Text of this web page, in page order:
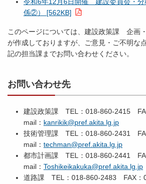
係②） [562KB]
このページについては、建設政策課 企画
が作成しておりますが、ご意見・ご不明な
記の担当課までお問い合わせください。
お問い合わせ先
建設政策課 TEL：018-860-2415
mail： kanrikik@pref.akita.lg.jp
技術管理課 TEL：018-860-2431
mail： techman@pref.akita.lg.jp
都市計画課 TEL：018-860-2441
mail： Toshikeikakuka@pref.akita.lg.jp
道路課 TEL：018-860-2483 FAX